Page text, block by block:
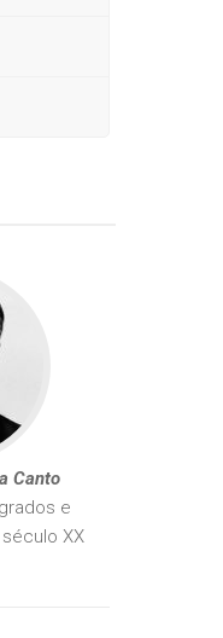
Canto
e
XX